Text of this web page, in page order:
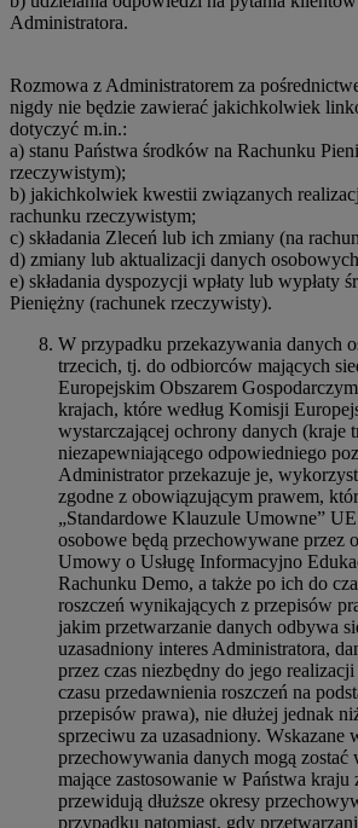
Administratora.
Rozmowa z Administratorem za
nigdy nie będzie zawierać jakichkolwiek
dotyczyć m.in.:
a) stanu Państwa środków na Rachunku
rzeczywistym);
b) jakichkolwiek kwestii związanych
rachunku rzeczywistym;
c) składania Zleceń lub ich zmiany (na
d) zmiany lub aktualizacji danych
e) składania dyspozycji wpłaty lub wypłaty
Pieniężny (rachunek rzeczywisty).
W przypadku przekazywania danych
trzecich, tj. do odbiorców mających
Europejskim Obszarem
krajach, które według Komisji
wystarczającej ochrony danych (kraje
niezapewniającego odpowiedniego
Administrator przekazuje je,
zgodne z obowiązującym prawem,
„Standardowe Klauzule Umowne”
osobowe będą przechowywane przez
Umowy o Usługę Informacyjno
Rachunku Demo, a także po ich do
roszczeń wynikających z przepisów
jakim przetwarzanie danych odbywa
uzasadniony interes Administratora,
przez czas niezbędny do jego
czasu przedawnienia roszczeń na
przepisów prawa), nie dłużej jednak
sprzeciwu za uzasadniony. Wskazane
przechowywania danych mogą zostać
mające zastosowanie w Państwa kraju
przewidują dłuższe okresy
przypadku natomiast, gdy